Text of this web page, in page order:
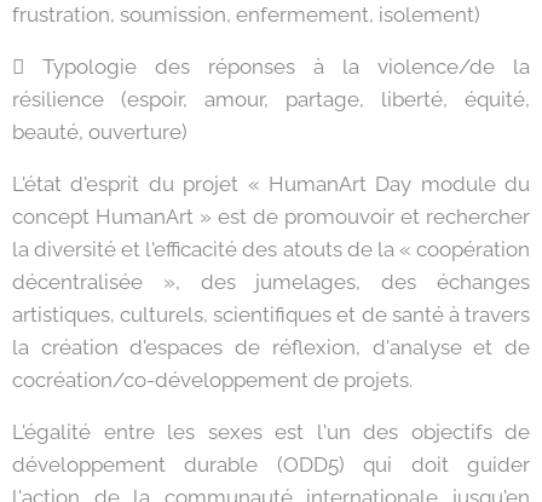
frustration, soumission, enfermement, isolement)
 Typologie des réponses à la violence/de la
résilience (espoir, amour, partage, liberté, équité,
beauté, ouverture)
L'état d'esprit du projet « HumanArt Day module du
concept HumanArt » est de promouvoir et rechercher
la diversité et l'efficacité des atouts de la « coopération
décentralisée », des jumelages, des échanges
artistiques, culturels, scientifiques et de santé à travers
la création d'espaces de réflexion, d'analyse et de
cocréation/co-développement de projets.
L'égalité entre les sexes est l'un des objectifs de
développement durable (ODD5) qui doit guider
l'action de la communauté internationale jusqu'en